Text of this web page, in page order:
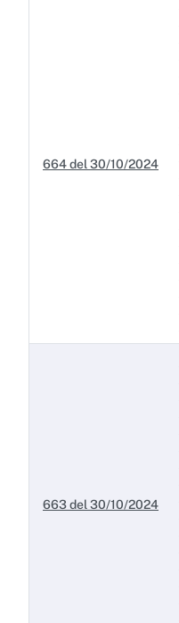
664 del 30/10/2024
663 del 30/10/2024